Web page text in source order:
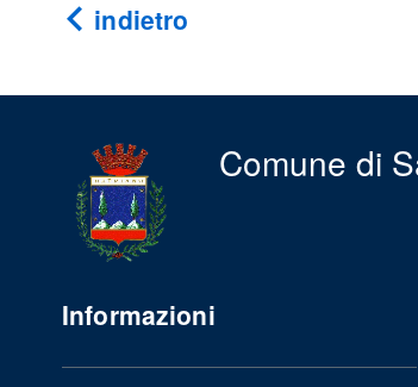
indietro
Comune di
Informazioni